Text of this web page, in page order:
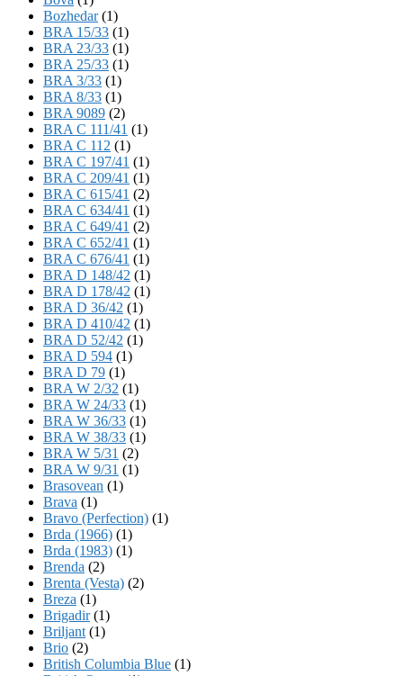
Bozhedar(1)
BRA 15/33 (1)
BRA 23/33 (1)
BRA 25/33 (1)
BRA 3/33 (1)
BRA 8/33 (1)
BRA 9089 (2)
BRA C 111/41 (1)
BRA C 112 (1)
BRA C 197/41 (1)
BRA C 209/41 (1)
BRA C 615/41 (2)
BRA C 634/41 (1)
BRA C 649/41 (2)
BRA C 652/41 (1)
BRA C 676/41 (1)
BRA D 148/42 (1)
BRA D 178/42 (1)
BRA D 36/42 (1)
BRA D 410/42 (1)
BRA D 52/42 (1)
BRA D 594 (1)
BRA D 79 (1)
BRA W 2/32 (1)
BRA W 24/33 (1)
BRA W 36/33 (1)
BRA W 38/33 (1)
BRA W 5/31 (2)
BRA W 9/31 (1)
Brasovean (1)
Brava (1)
Bravo (Perfection) (1)
Brda (1966) (1)
Brda (1983) (1)
Brenda (2)
Brenta (Vesta) (2)
Breza (1)
Brigadir(1)
Briljant (1)
Brio (2)
British Columbia Blue (1)